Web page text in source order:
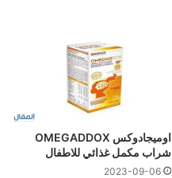
اوميجادوكس OMEGADDOX
شراب مكمل غذائي للاطفال
2023-09-06